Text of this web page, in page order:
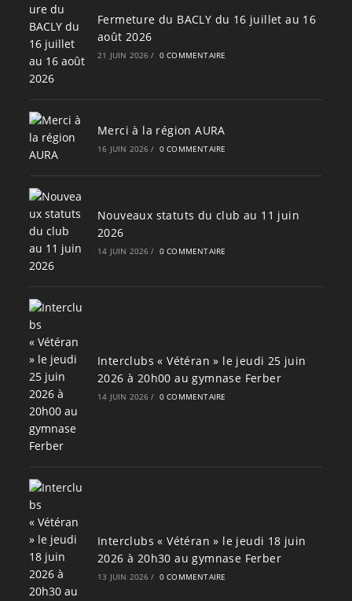
Fermeture du BACLY du 16 juillet au 16
août 2026
21 JUIN 2026 / 0 COMMENTAIRE
Merci à la région AURA
16 JUIN 2026 / 0 COMMENTAIRE
Nouveaux statuts du club au 11 juin
2026
14 JUIN 2026 / 0 COMMENTAIRE
Interclubs « Vétéran » le jeudi 25 juin
2026 à 20h00 au gymnase Ferber
14 JUIN 2026 / 0 COMMENTAIRE
Interclubs « Vétéran » le jeudi 18 juin
2026 à 20h30 au gymnase Ferber
13 JUIN 2026 / 0 COMMENTAIRE